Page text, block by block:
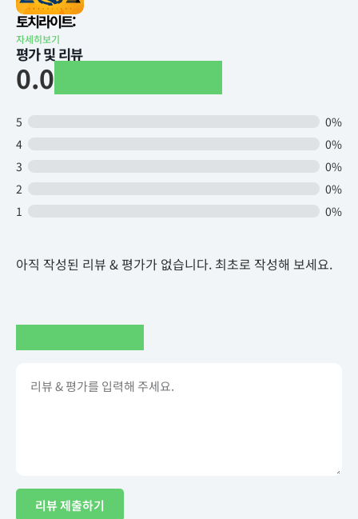
토치라이트:
자세히보기
평가 및 리뷰
0.0
5
0%
4
0%
3
0%
2
0%
1
0%
아직 작성된 리뷰 & 평가가 없습니다. 최초로 작성해 보세요.
리뷰 제출하기